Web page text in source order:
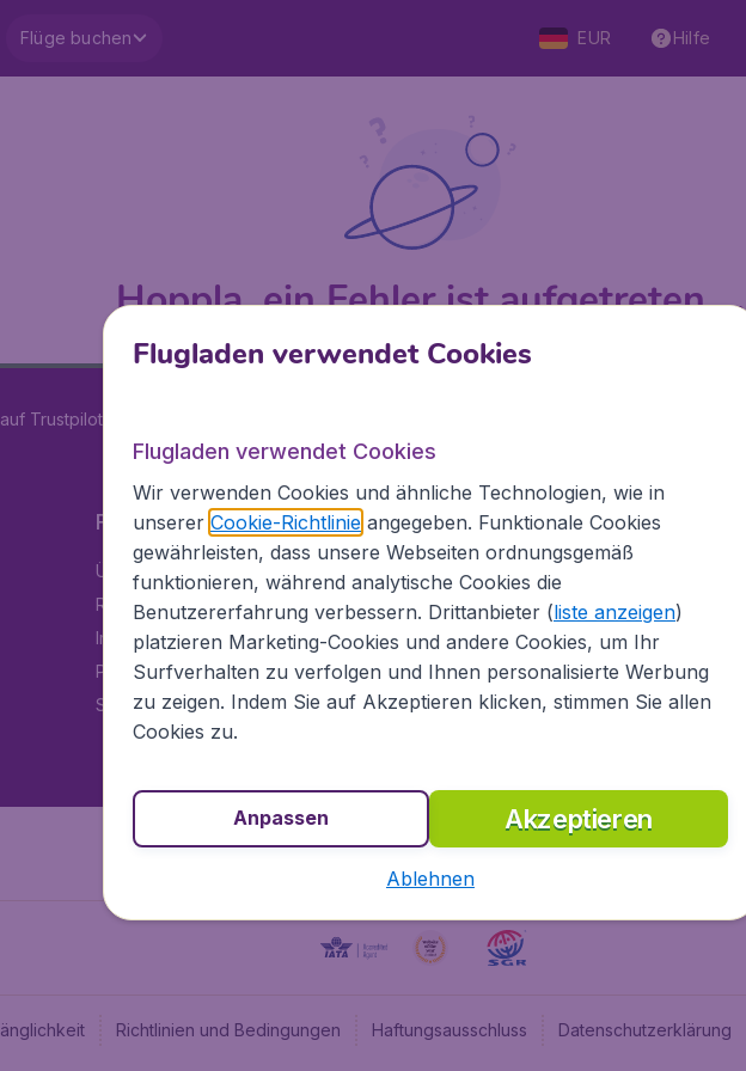
Flüge buchen EUR Hilfe
Hoppla, ein Fehler ist aufgetreten ...
Trustpilot mit
Flugladen.de
Über Flugladen.de
Rechtliche Informationen
Impressum
Partnerprogramm
Stellenangebote
Internationale Webseiten
CheapTickets.nl
CheapTickets.be
BudgetAir.fr
BudgetAir.es
BudgetAir.it
Richtlinien und Bedingungen Haftungsausschluss Datenschutzerklärung
Flugladen verwendet Cookies
Flugladen verwendet Cookies
Wir verwenden Cookies und ähnliche Technologien, wie in
unserer Cookie-Richtlinieangegeben. Funktionale Cookies
gewährleisten, dass unsere Webseiten ordnungsgemäß
funktionieren, während analytische Cookies die
Benutzererfahrung verbessern. Drittanbieter (liste anzeigen)
platzieren Marketing-Cookies und andere Cookies, um Ihr
Surfverhalten zu verfolgen und Ihnen personalisierte Werbung
zu zeigen. Indem Sie auf Akzeptieren klicken, stimmen Sie allen
Cookies zu.
Akzeptieren
Anpassen
Ablehnen